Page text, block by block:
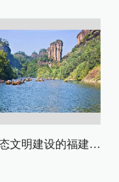
数字生态文明建设的福建路径与启示